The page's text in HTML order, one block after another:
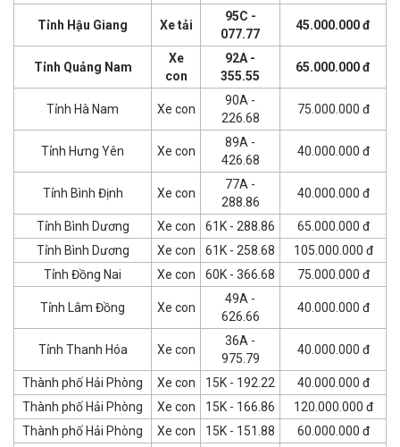
Tỉnh Hậu Giang Xe tải
95C -
077.77
45.000.000 đ
Tỉnh Quảng Nam
Xe
con
92A -
355.55
65.000.000 đ
Tỉnh Hà Nam Xe con
90A -
226.68
75.000.000 đ
Tỉnh Hưng Yên Xe con
89A -
426.68
40.000.000 đ
Tỉnh Bình Định Xe con
77A -
288.86
40.000.000 đ
Tỉnh Bình Dương Xe con 61K - 288.86
65.000.000 đ
Tỉnh Bình Dương
Xe con 61K - 258.68
105.000.000 đ
Tỉnh Đồng Nai
Xe con 60K - 366.68 75.000.000 đ
Tỉnh Lâm Đồng Xe con
49A -
626.66
40.000.000 đ
Tỉnh Thanh Hóa Xe con
36A -
975.79
40.000.000 đ
Thành phố Hải Phòng Xe con 15K - 192.22
40.000.000 đ
Thành phố Hải Phòng
Xe con 15K - 166.86
120.000.000 đ
Thành phố Hải Phòng
Xe con 15K - 151.88 60.000.000 đ